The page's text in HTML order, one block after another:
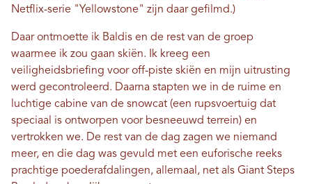
Netflix-serie "Yellowstone" zijn daar gefilmd.)
Daar ontmoette ik Baldis en de rest van de groep
waarmee ik zou gaan skiën. Ik kreeg een
veiligheidsbriefing voor off-piste skiën en mijn uitrusting
werd gecontroleerd. Daarna stapten we in de ruime en
luchtige cabine van de snowcat (een rupsvoertuig dat
speciaal is ontworpen voor besneeuwd terrein) en
vertrokken we. De rest van de dag zagen we niemand
meer, en die dag was gevuld met een euforische reeks
prachtige poederafdalingen, allemaal, net als Giant Steps